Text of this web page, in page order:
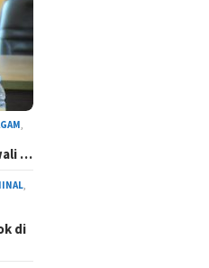
,
…
,
di